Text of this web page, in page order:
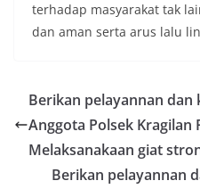
terhadap masyarakat tak
dan aman serta arus lalu
Berikan pelayannan dan
Anggota Polsek Kragilan
Melaksanakaan giat
Berikan pelayannan